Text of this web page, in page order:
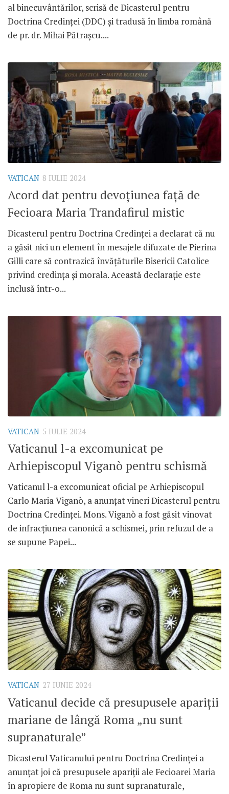
al binecuvântărilor, scrisă de Dicasterul pentru
Doctrina Credinței (DDC) și tradusă în limba română
de pr. dr. Mihai Pătrașcu....
VATICAN 8 IULIE 2024
Acord dat pentru devoțiunea față de
Fecioara Maria Trandafirul mistic
Dicasterul pentru Doctrina Credinței a declarat că nu
a găsit nici un element în mesajele difuzate de Pierina
Gilli care să contrazică învățăturile Bisericii Catolice
privind credința și morala. Această declarație este
inclusă într-o...
VATICAN 5 IULIE 2024
Vaticanul l-a excomunicat pe
Arhiepiscopul Viganò pentru schismă
Vaticanul l-a excomunicat oficial pe Arhiepiscopul
Carlo Maria Viganò, a anunțat vineri Dicasterul pentru
Doctrina Credinței. Mons. Viganò a fost găsit vinovat
de infracțiunea canonică a schismei, prin refuzul de a
se supune Papei...
VATICAN 27 IUNIE 2024
Vaticanul decide că presupusele apariții
mariane de lângă Roma „nu sunt
supranaturale”
Dicasterul Vaticanului pentru Doctrina Credinței a
anunțat joi că presupusele apariții ale Fecioarei Maria
în apropiere de Roma nu sunt supranaturale,